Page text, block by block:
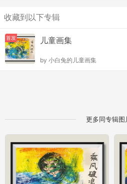
收藏到以下专辑
首发 儿童画集
by 小白兔的儿童画集
更多同专辑图